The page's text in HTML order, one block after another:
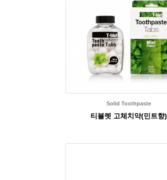
Solid Toothpaste
티블렛 고체치약(민트향)